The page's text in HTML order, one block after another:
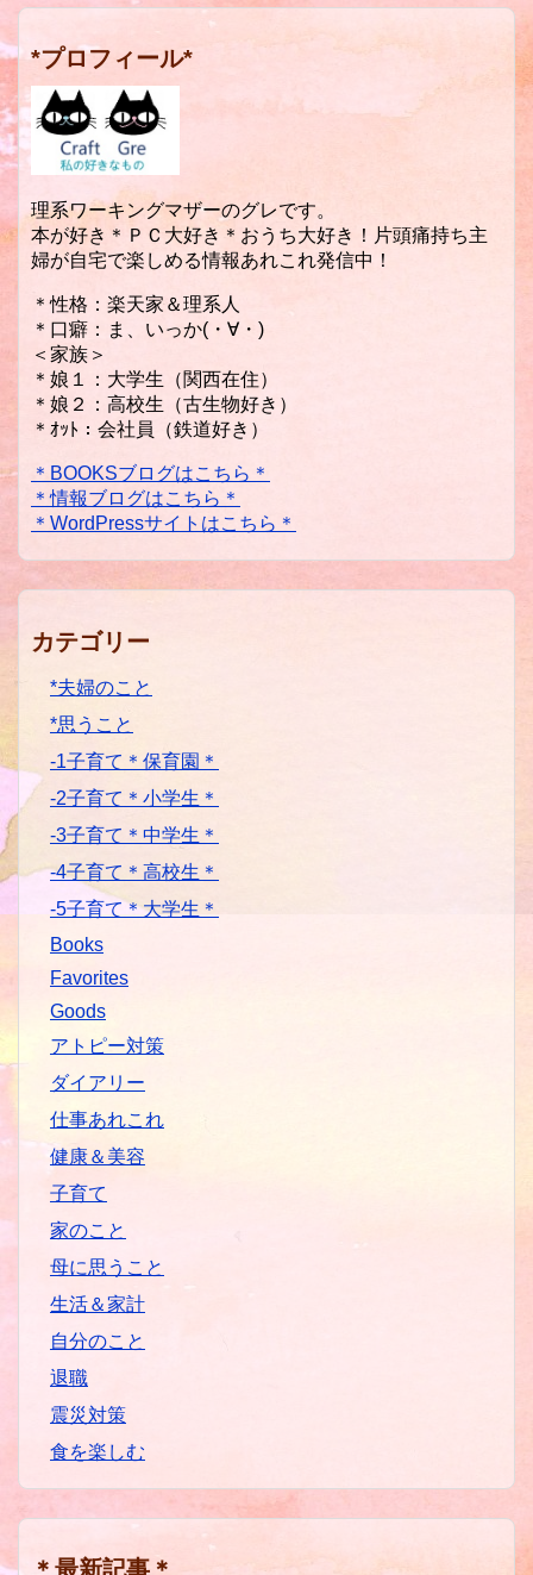
*プロフィール*
理系ワーキングマザーのグレです。
本が好き＊ＰＣ大好き＊おうち大好き！片頭痛持ち主
婦が自宅で楽しめる情報あれこれ発信中！
＊性格：楽天家＆理系人
＊口癖：ま、いっか(・∀・)
＜家族＞
＊娘１：大学生（関西在住）
＊娘２：高校生（古生物好き）
＊ｵｯﾄ：会社員（鉄道好き）
＊BOOKSブログはこちら＊
＊情報ブログはこちら＊
＊WordPressサイトはこちら＊
カテゴリー
*夫婦のこと
*思うこと
-1子育て＊保育園＊
-2子育て＊小学生＊
-3子育て＊中学生＊
-4子育て＊高校生＊
-5子育て＊大学生＊
Books
Favorites
Goods
アトピー対策
ダイアリー
仕事あれこれ
健康＆美容
子育て
家のこと
母に思うこと
生活＆家計
自分のこと
退職
震災対策
食を楽しむ
＊最新記事＊